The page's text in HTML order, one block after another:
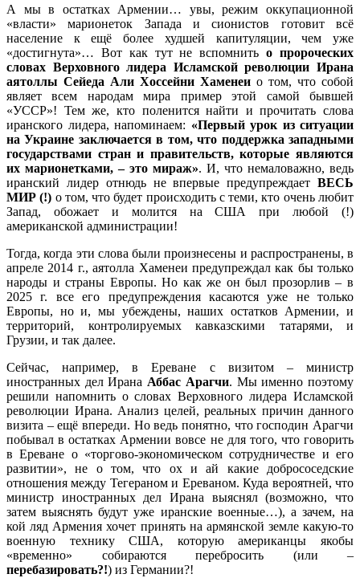
А мы в остатках Армении… увы, режим оккупационной
«власти» марионеток Запада и сионистов готовит всё
население к ещё более худшей капитуляции, чем уже
«достигнута»… Вот как тут не вспомнитьо пророческих
словах Верховного лидера Исламской революции Ирана
аятоллы Сейеда Али Хоссейни Хаменеи о том, что собой
являет всем народам мира пример этой самой бывшей
«УССР»! Тем же, кто поленится найти и прочитать слова
иранского лидера, напоминаем: «Первый урок из ситуации
на Украине заключается в том, что поддержка западными
государствами стран и правительств, которые являются
их марионетками, – это мираж». И, что немаловажно, ведь
иранский лидер отнюдь не впервые предупреждает ВЕСЬ
МИР (!) о том, что будет происходить с теми, кто очень любит
Запад, обожает и молится на США при любой (!)
американской администрации!
Тогда, когда эти слова были произнесены и распространены, в
апреле 2014 г., аятолла Хаменеи предупреждал как бы только
народы и страны Европы. Но как же он был прозорлив – в
2025 г. все его предупреждения касаются уже не только
Европы, но и, мы убеждены, наших остатков Армении, и
территорий, контролируемых кавказскими татарями, и
Грузии, и так далее.
Сейчас, например, в Ереване с визитом – министр
иностранных дел Ирана Аббас Арагчи. Мы именно поэтому
решили напомнить о словах Верховного лидера Исламской
революции Ирана. Анализ целей, реальных причин данного
визита – ещё впереди. Но ведь понятно, что господин Арагчи
побывал в остатках Армении вовсе не для того, что говорить
в Ереване о «торгово-экономическом сотрудничестве и его
развитии», не о том, что ох и ай какие добрососедские
отношения между Тегераном и Ереваном. Куда вероятней, что
министр иностранных дел Ирана выяснял (возможно, что
затем выяснять будут уже иранские военные…), а зачем, на
кой ляд Армения хочет принять на армянской земле какую-то
военную технику США, которую американцы якобы
«временно» собираются перебросить (или –
перебазировать?!) из Германии?!